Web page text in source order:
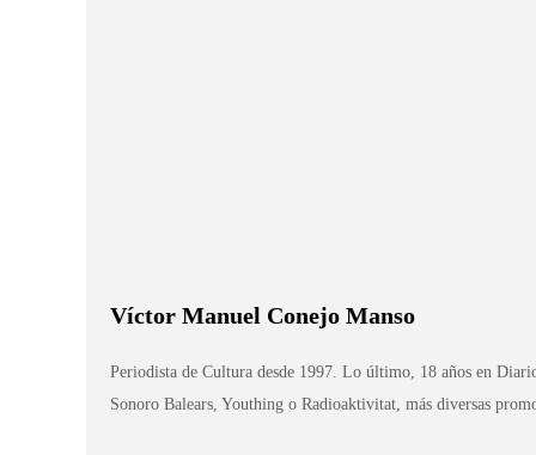
Víctor Manuel Conejo Manso
Periodista de Cultura desde 1997. Lo último, 18 años en
Sonoro Balears, Youthing o Radioaktivitat, más diversas